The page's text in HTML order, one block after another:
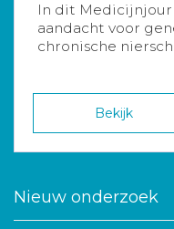
In dit
aandacht voor
chronische
Bekijk
Nieuw onderzoek